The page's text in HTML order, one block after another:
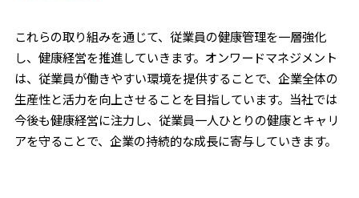
これらの取り組みを通じて、従業員の健康管理を一層強化
し、健康経営を推進していきます。オンワードマネジメント
は、従業員が働きやすい環境を提供することで、企業全体の
生産性と活力を向上させることを目指しています。当社では
今後も健康経営に注力し、従業員一人ひとりの健康とキャリ
アを守ることで、企業の持続的な成長に寄与していきます。